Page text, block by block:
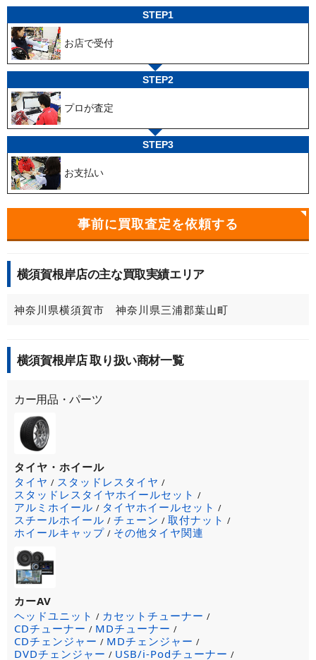
STEP1
お店で受付
STEP2
プロが査定
STEP3
お支払い
事前に買取査定を依頼する
横須賀根岸店の主な買取実績エリア
神奈川県横須賀市 神奈川県三浦郡葉山町
横須賀根岸店 取り扱い商材一覧
カー用品・パーツ
タイヤ・ホイール
タイヤ / スタッドレスタイヤ /
スタッドレスタイヤホイールセット /
アルミホイール / タイヤホイールセット /
スチールホイール / チェーン / 取付ナット /
ホイールキャップ / その他タイヤ関連
カーAV
ヘッドユニット / カセットチューナー /
CDチューナー / MDチューナー /
CDチェンジャー / MDチェンジャー /
DVDチェンジャー / USB/i-Podチューナー /